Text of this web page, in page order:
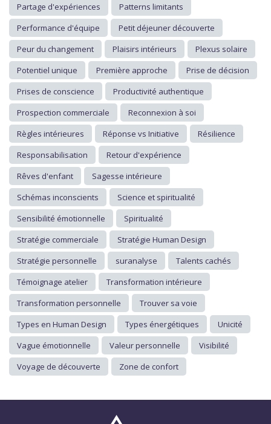
Partage d'expériences
Patterns limitants
Performance d'équipe
Petit déjeuner découverte
Peur du changement
Plaisirs intérieurs
Plexus solaire
Potentiel unique
Première approche
Prise de décision
Prises de conscience
Productivité authentique
Prospection commerciale
Reconnexion à soi
Règles intérieures
Réponse vs Initiative
Résilience
Responsabilisation
Retour d'expérience
Rêves d'enfant
Sagesse intérieure
Schémas inconscients
Science et spiritualité
Sensibilité émotionnelle
Spiritualité
Stratégie commerciale
Stratégie Human Design
Stratégie personnelle
suranalyse
Talents cachés
Témoignage atelier
Transformation intérieure
Transformation personnelle
Trouver sa voie
Types en Human Design
Types énergétiques
Unicité
Vague émotionnelle
Valeur personnelle
Visibilité
Voyage de découverte
Zone de confort